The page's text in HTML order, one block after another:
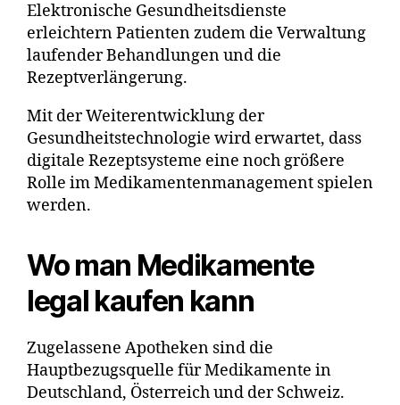
Elektronische Gesundheitsdienste
erleichtern Patienten zudem die Verwaltung
laufender Behandlungen und die
Rezeptverlängerung.
Mit der Weiterentwicklung der
Gesundheitstechnologie wird erwartet, dass
digitale Rezeptsysteme eine noch größere
Rolle im Medikamentenmanagement spielen
werden.
Wo man Medikamente
legal kaufen kann
Zugelassene Apotheken sind die
Hauptbezugsquelle für Medikamente in
Deutschland, Österreich und der Schweiz.